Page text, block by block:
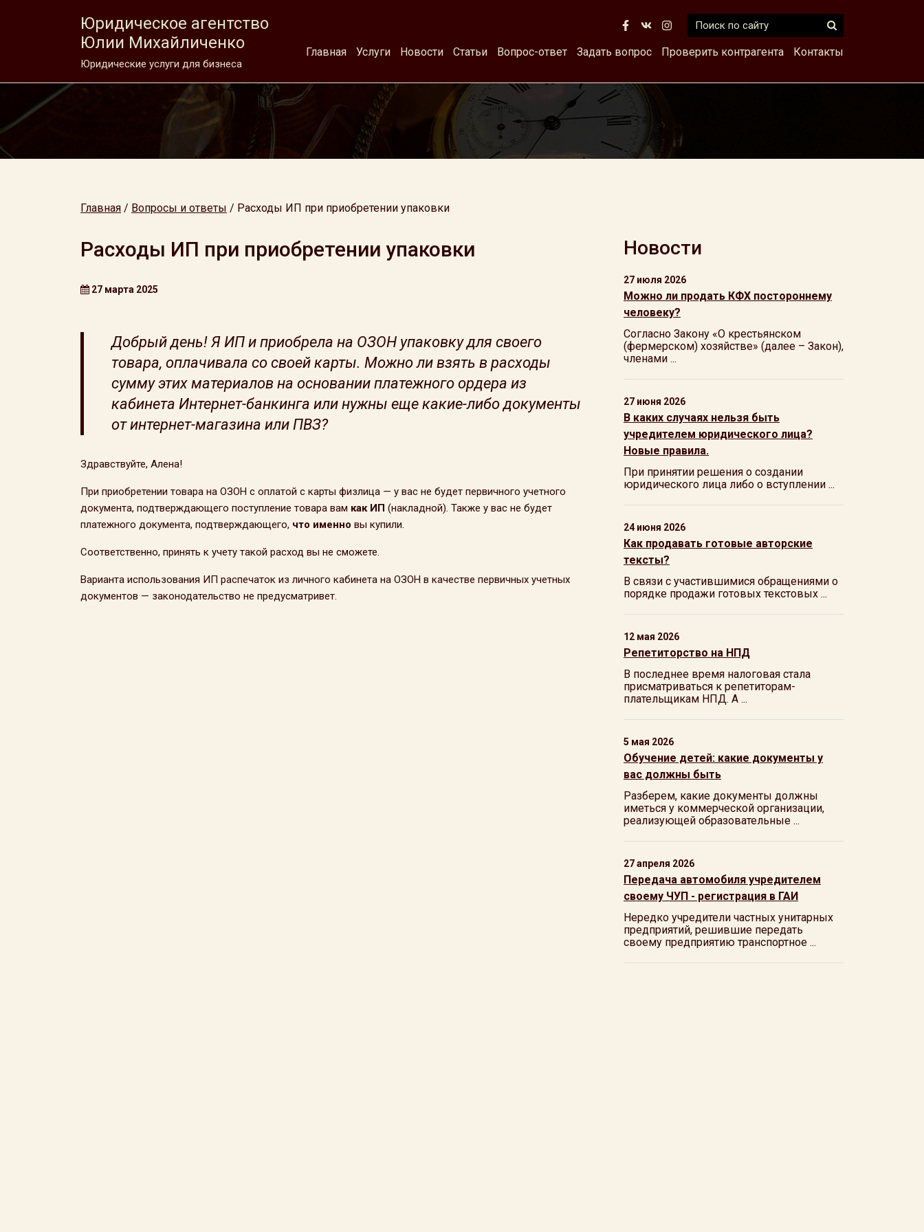
Юридическое агентство
Юлии Михайличенко
Юридические услуги для бизнеса
Главная Услуги Новости Статьи Вопрос-ответ Задать вопрос Проверить контрагента Контакты
Главная / Вопросы и ответы / Расходы ИП при приобретении упаковки
Расходы ИП при приобретении упаковки
27 марта 2025
Добрый день! Я ИП и приобрела на ОЗОН упаковку для своего
товара, оплачивала со своей карты. Можно ли взять в расходы
сумму этих материалов на основании платежного ордера из
кабинета Интернет-банкинга или нужны еще какие-либо документы
от интернет-магазина или ПВЗ?
Здравствуйте, Алена!
При приобретении товара на ОЗОН с оплатой с карты физлица — у вас не будет первичного учетного
документа, подтверждающего поступление товара вам как ИП (накладной). Также у вас не будет
платежного документа, подтверждающего, что именно вы купили.
Соответственно, принять к учету такой расход вы не сможете.
Варианта использования ИП распечаток из личного кабинета на ОЗОН в качестве первичных учетных
документов — законодательство не предусматривет.
Новости
27 июля 2026
Можно ли продать КФХ постороннему
человеку?
Согласно Закону «О крестьянском
(фермерском) хозяйстве» (далее – Закон),
членами ...
27 июня 2026
В каких случаях нельзя быть
учредителем юридического лица?
Новые правила.
При принятии решения о создании
юридического лица либо о вступлении ...
24 июня 2026
Как продавать готовые авторские
тексты?
В связи с участившимися обращениями о
порядке продажи готовых текстовых ...
12 мая 2026
Репетиторство на НПД
В последнее время налоговая стала
присматриваться к репетиторам-
плательщикам НПД. А ...
5 мая 2026
Обучение детей: какие документы у
вас должны быть
Разберем, какие документы должны
иметься у коммерческой организации,
реализующей образовательные ...
27 апреля 2026
Передача автомобиля учредителем
своему ЧУП - регистрация в ГАИ
Нередко учредители частных унитарных
предприятий, решившие передать
своему предприятию транспортное ...